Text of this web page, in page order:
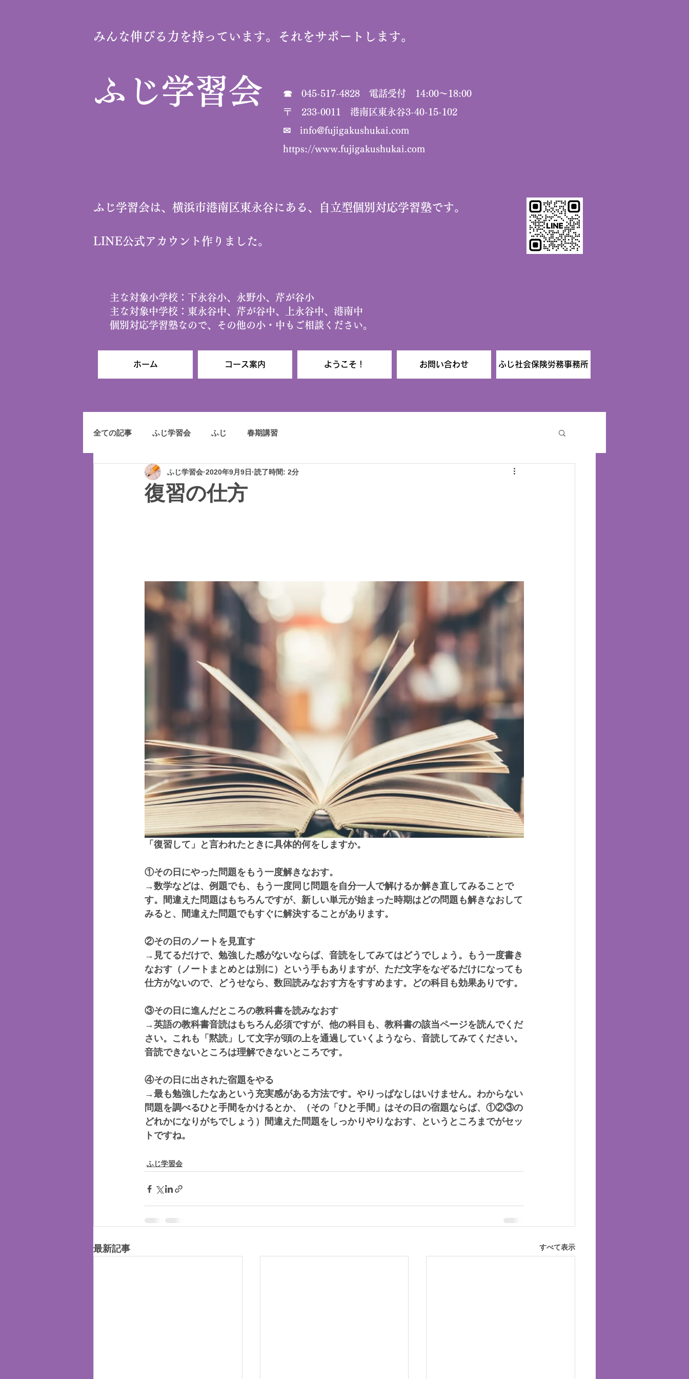
みんな伸びる力を持っています。それをサポートします。
​ふじ学習会
☎ 045-517-4828 電話受付 14:00～18:00
​〒 233-0011 港南区東永谷3-40-15-102
✉ info@fujigakushukai.com
https://www.fujigakushukai.com
ふじ学習会は、横浜市港南区東永谷にある、自立型個別対応学習塾です。
​LINE公式アカウント作りました。
​主な対象小学校：下永谷小、永野小、芹が谷小
主な対象中学校：東永谷中、芹が谷中、上永谷中、港南中
個別対応学習塾なので、その他の小・中もご相談ください。
ホーム コース案内 ようこそ！ お問い合わせ ふじ社会保険労務事務所
全ての記事 ふじ学習会 ふじ 春期講習
復習の仕方
ふじ学習会 2020年9月9日 読了時間: 2分
「復習して」と言われたときに具体的何をしますか。
①その日にやった問題をもう一度解きなおす。
→数学などは、例題でも、もう一度同じ問題を自分一人で解けるか解き直してみることで
す。間違えた問題はもちろんですが、新しい単元が始まった時期はどの問題も解きなおして
みると、間違えた問題でもすぐに解決することがあります。
②その日のノートを見直す
→見てるだけで、勉強した感がないならば、音読をしてみてはどうでしょう。もう一度書き
なおす（ノートまとめとは別に）という手もありますが、ただ文字をなぞるだけになっても
仕方がないので、どうせなら、数回読みなおす方をすすめます。どの科目も効果ありです。
③その日に進んだところの教科書を読みなおす
→英語の教科書音読はもちろん必須ですが、他の科目も、教科書の該当ページを読んでくだ
さい。これも「黙読」して文字が頭の上を通過していくようなら、音読してみてください。
音読できないところは理解できないところです。
④その日に出された宿題をやる
→最も勉強したなあという充実感がある方法です。やりっぱなしはいけません。わからない
問題を調べるひと手間をかけるとか、（その「ひと手間」はその日の宿題ならば、①②③の
どれかになりがちでしょう）間違えた問題をしっかりやりなおす、というところまでがセッ
トですね。
ふじ学習会
最新記事 すべて表示